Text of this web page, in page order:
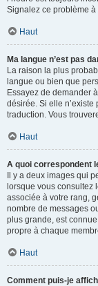
Signalez ce problème
Haut
Ma langue n’est pas
La raison la plus
langue ou bien que
Essayez de demander
désirée. Si elle n’existe
traduction. Vous
Haut
A quoi correspondent
Il y a deux images qui
lorsque vous consultez
associée à votre rang,
nombre de messages
plus grande, est
propre à chaque
Haut
Comment puis-je